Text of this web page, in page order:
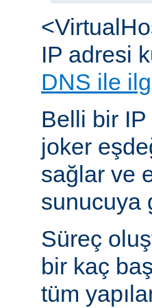
IP adresi
DNS ile
Belli bir IP
joker
sağlar ve
sunucuya
Süreç
bir kaç
tüm